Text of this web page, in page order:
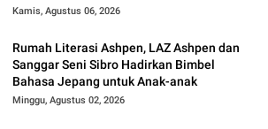
Kamis, Agustus 06, 2026
Rumah Literasi Ashpen, LAZ Ashpen dan
Sanggar Seni Sibro Hadirkan Bimbel
Bahasa Jepang untuk Anak-anak
Minggu, Agustus 02, 2026